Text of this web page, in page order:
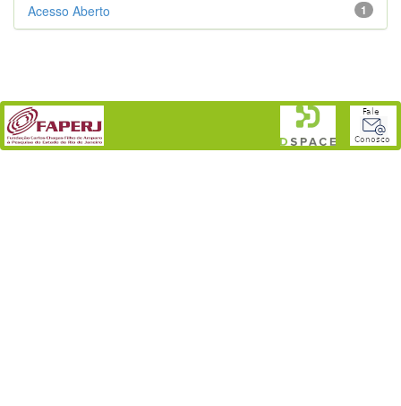
1
Acesso Aberto